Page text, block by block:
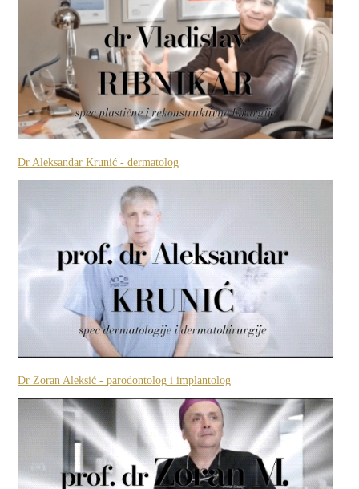
Dr Aleksandar Krunić - dermatolog
Dr Zoran Aleksić - parodontolog i implantolog